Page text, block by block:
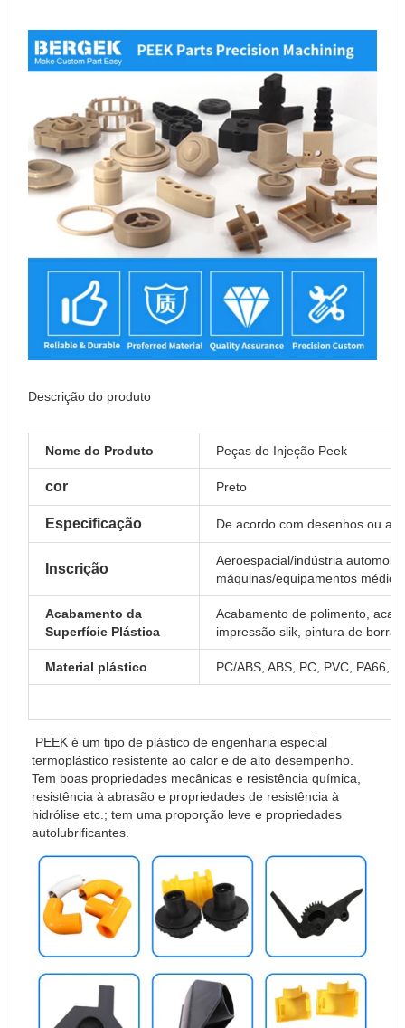
Descrição do produto
Nome do Produto Peças de Injeção Peek
cor Preto
Especificação De acordo com desenhos ou
Inscrição
Aeroespacial/indústria
máquinas/equipamentos
Acabamento da
Superfície Plástica
Acabamento de polimento,
impressão slik, pintura de
Material plástico PC/ABS, ABS, PC, PVC, PA66,
termoplástico resistente ao calor e de alto desempenho.
Tem boas propriedades mecânicas e resistência química,
resistência à abrasão e propriedades de resistência à
hidrólise etc.; tem uma proporção leve e propriedades
autolubrificantes.